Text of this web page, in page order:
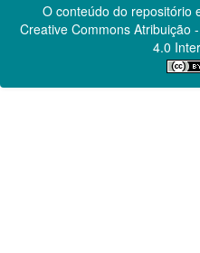
O conteúdo do repositório
Creative CommonsAtribuição
4.0